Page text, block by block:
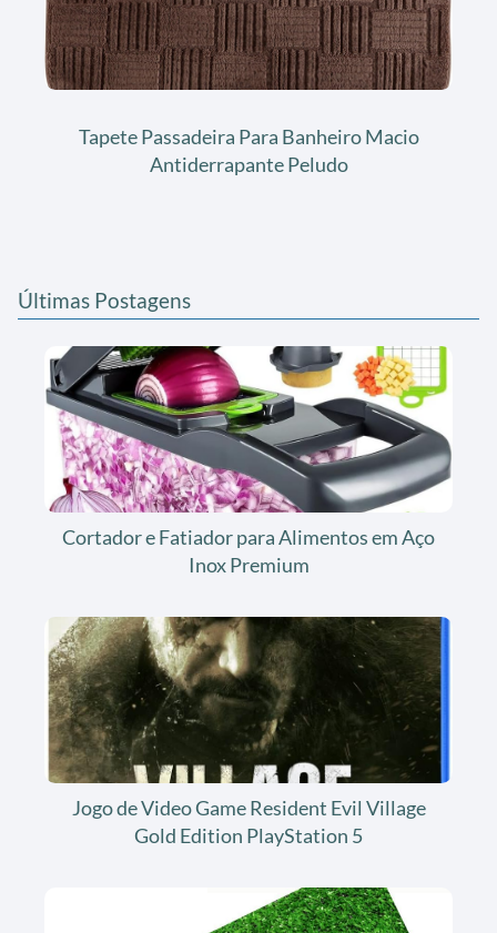
Tapete Passadeira Para Banheiro Macio
Antiderrapante Peludo
Últimas Postagens
Cortador e Fatiador para Alimentos em Aço
Inox Premium
Jogo de Video Game Resident Evil Village
Gold Edition PlayStation 5